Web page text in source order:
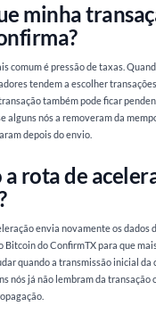
minha
comum é pressão de taxas.
tendem a escolher
também pode ficar
alguns nós a removeram da
depois do envio.
a rota de
envia novamente os dados
Bitcoin do ConfirmTX para que
quando a transmissão inicial da
nós já não lembram da transação